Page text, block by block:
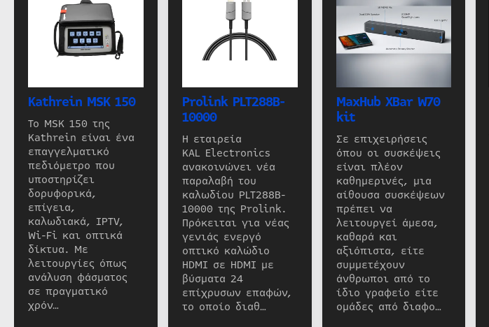
Kathrein MSK 150
Το MSK 150 της
Kathrein είναι ένα
επαγγελματικό
πεδιόμετρο που
υποστηρίζει
δορυφορικά,
επίγεια,
καλωδιακά, IPTV,
Wi-Fi και οπτικά
δίκτυα. Με
λειτουργίες όπως
ανάλυση φάσματος
σε πραγματικό
χρόν…
Prolink PLT288B-
10000
Η εταιρεία
KAL Electronics
ανακοινώνει νέα
παραλαβή του
καλωδίου PLT288B-
10000 της Prolink.
Πρόκειται για νέας
γενιάς ενεργό
οπτικό καλώδιο
HDMI σε HDMI με
βύσματα 24
επίχρυσων επαφών,
το οποίο διαθ…
MaxHub XBar W70
kit
Σε επιχειρήσεις
όπου οι συσκέψεις
είναι πλέον
καθημερινές, μια
αίθουσα συσκέψεων
πρέπει να
λειτουργεί άμεσα,
καθαρά και
αξιόπιστα, είτε
συμμετέχουν
άνθρωποι από το
ίδιο γραφείο είτε
ομάδες από διαφο…